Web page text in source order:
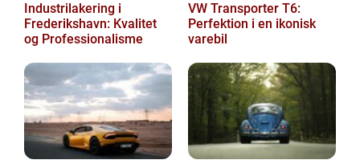
Industrilakering i
Frederikshavn: Kvalitet
og Professionalisme
VW Transporter T6:
Perfektion i en ikonisk
varebil